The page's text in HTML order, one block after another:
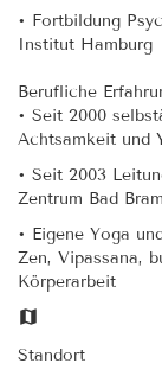
• Fortbildung
Institut Hamburg
Berufliche
• Seit 2000
Achtsamkeit und
• Seit 2003
Zentrum Bad
• Eigene Yoga
Zen, Vipassana,
Körperarbeit
Standort